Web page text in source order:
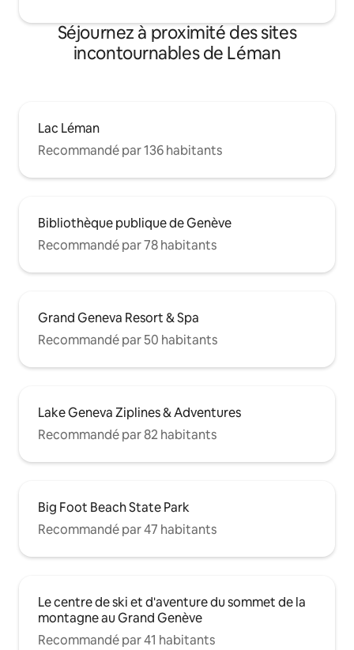
Séjournez à proximité des sites
incontournables de Léman
Lac Léman
Recommandé par 136 habitants
Bibliothèque publique de Genève
Recommandé par 78 habitants
Grand Geneva Resort & Spa
Recommandé par 50 habitants
Lake Geneva Ziplines & Adventures
Recommandé par 82 habitants
Big Foot Beach State Park
Recommandé par 47 habitants
Le centre de ski et d'aventure du sommet de la
montagne au Grand Genève
Recommandé par 41 habitants